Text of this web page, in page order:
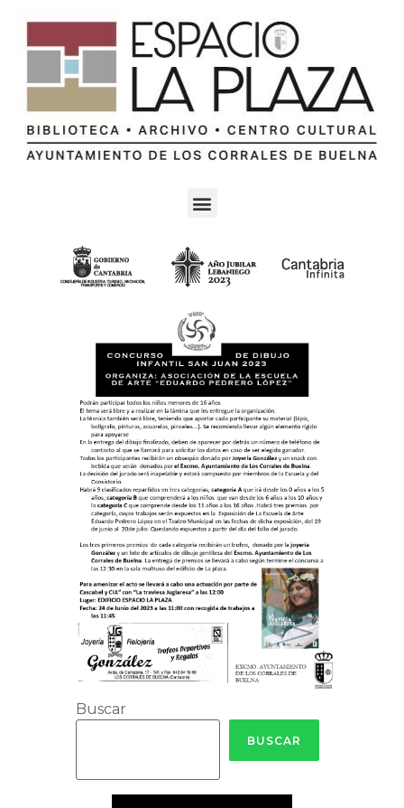
Buscar
BUSCAR